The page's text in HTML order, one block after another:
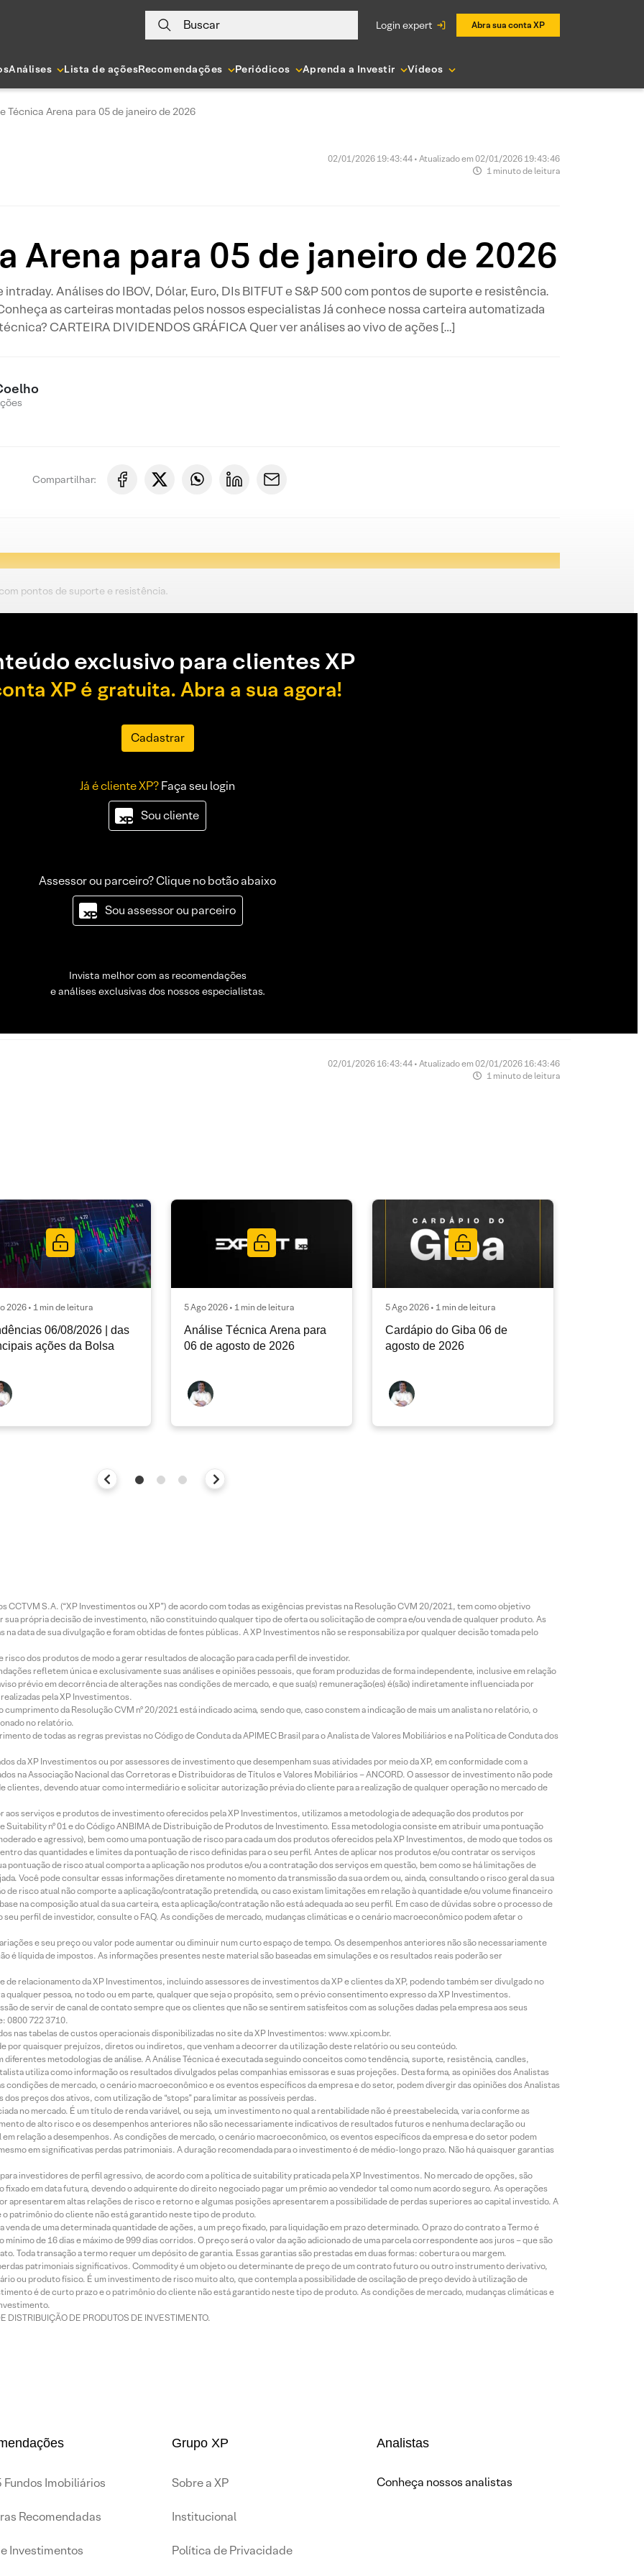
Buscar login expert Abra sua conta XP
Análises Lista de açõesRecomendações Periódicos Aprenda a Investir Vídeos
Técnica Arena para 05 de janeiro de 2026
02/01/2026 19:43:44 • Atualizado em 02/01/2026 19:43:46
1 minuto de leitura
Arena para 05 de janeiro de 2026
Análises do IBOV, Dólar, Euro, DIs BITFUT e S&P 500 com pontos de suporte e resistência.
as carteiras montadas pelos nossos especialistas Já conhece nossa carteira automatizada
CARTEIRA DIVIDENDOS GRÁFICA Quer ver análises ao vivo de ações […]
Compartilhar:
pontos de suporte e resistência.
exclusivo para clientes XP
XP é gratuita. Abra a sua agora!
Cadastrar
Já é cliente XP?Faça seu login
Sou cliente
Assessor ou parceiro? Clique no botão abaixo
Sou assessor ou parceiro
Invista melhor com as recomendações
e análises exclusivas dos nossos especialistas.
02/01/2026 16:43:44 • Atualizado em 02/01/2026 16:43:46
1 minuto de leitura
2026 • 1 min de leitura
06/08/2026 | das
ações da Bolsa
5 Ago 2026 • 1 min de leitura
Análise Técnica Arena para
06 de agosto de 2026
5 Ago 2026 • 1 min de leitura
Cardápio do Giba 06 de
agosto de 2026
CCTVM S.A. (“XP Investimentos ou XP”) de acordo com todas as exigências previstas na Resolução CVM 20/2021, tem como objetivo
própria decisão de investimento, não constituindo qualquer tipo de oferta ou solicitação de compra e/ou venda de qualquer produto. As
data de sua divulgação e foram obtidas de fontes públicas. A XP Investimentos não se responsabiliza por qualquer decisão tomada pelo
dos produtos de modo a gerar resultados de alocação para cada perfil de investidor.
refletem única e exclusivamente suas análises e opiniões pessoais, que foram produzidas de forma independente, inclusive em relação
prévio em decorrência de alterações nas condições de mercado, e que sua(s) remuneração(es) é(são) indiretamente influenciada por
pela XP Investimentos.
da Resolução CVM nº 20/2021 está indicado acima, sendo que, caso constem a indicação de mais um analista no relatório, o
no relatório.
de todas as regras previstas no Código de Conduta da APIMEC Brasil para o Analista de Valores Mobiliários e na Política de Conduta dos
da XP Investimentos ou por assessores de investimento que desempenham suas atividades por meio da XP, em conformidade com a
na Associação Nacional das Corretoras e Distribuidoras de Títulos e Valores Mobiliários – ANCORD. O assessor de investimento não pode
devendo atuar como intermediário e solicitar autorização prévia do cliente para a realização de qualquer operação no mercado de
aos serviços e produtos de investimento oferecidos pela XP Investimentos, utilizamos a metodologia de adequação dos produtos por
nº 01 e do Código ANBIMA de Distribuição de Produtos de Investimento. Essa metodologia consiste em atribuir uma pontuação
e agressivo), bem como uma pontuação de risco para cada um dos produtos oferecidos pela XP Investimentos, de modo que todos os
das quantidades e limites da pontuação de risco definidas para o seu perfil. Antes de aplicar nos produtos e/ou contratar os serviços
de risco atual comporta a aplicação nos produtos e/ou a contratação dos serviços em questão, bem como se há limitações de
Você pode consultar essas informações diretamente no momento da transmissão da sua ordem ou, ainda, consultando o risco geral da sua
de risco atual não comporte a aplicação/contratação pretendida, ou caso existam limitações em relação à quantidade e/ou volume financeiro
na composição atual da sua carteira, esta aplicação/contratação não está adequada ao seu perfil. Em caso de dúvidas sobre o processo de
perfil de investidor, consulte o FAQ. As condições de mercado, mudanças climáticas e o cenário macroeconômico podem afetar o
e seu preço ou valor pode aumentar ou diminuir num curto espaço de tempo. Os desempenhos anteriores não são necessariamente
é líquida de impostos. As informações presentes neste material são baseadas em simulações e os resultados reais poderão ser
relacionamento da XP Investimentos, incluindo assessores de investimentos da XP e clientes da XP, podendo também ser divulgado no
qualquer pessoa, no todo ou em parte, qualquer que seja o propósito, sem o prévio consentimento expresso da XP Investimentos.
de servir de canal de contato sempre que os clientes que não se sentirem satisfeitos com as soluções dadas pela empresa aos seus
0800 722 3710.
nas tabelas de custos operacionais disponibilizadas no site da XP Investimentos: www.xpi.com.br.
por quaisquer prejuízos, diretos ou indiretos, que venham a decorrer da utilização deste relatório ou seu conteúdo.
diferentes metodologias de análise. A Análise Técnica é executada seguindo conceitos como tendência, suporte, resistência, candles,
utiliza como informação os resultados divulgados pelas companhias emissoras e suas projeções. Desta forma, as opiniões dos Analistas
condições de mercado, o cenário macroeconômico e os eventos específicos da empresa e do setor, podem divergir das opiniões dos Analistas
preços dos ativos, com utilização de “stops” para limitar as possíveis perdas.
no mercado. É um título de renda variável, ou seja, um investimento no qual a rentabilidade não é preestabelecida, varia conforme as
de alto risco e os desempenhos anteriores não são necessariamente indicativos de resultados futuros e nenhuma declaração ou
relação a desempenhos. As condições de mercado, o cenário macroeconômico, os eventos específicos da empresa e do setor podem
em significativas perdas patrimoniais. A duração recomendada para o investimento é de médio-longo prazo. Não há quaisquer garantias
investidores de perfil agressivo, de acordo com a política de suitability praticada pela XP Investimentos. No mercado de opções, são
em data futura, devendo o adquirente do direito negociado pagar um prêmio ao vendedor tal como num acordo seguro. As operações
apresentarem altas relações de risco e retorno e algumas posições apresentarem a possibilidade de perdas superiores ao capital investido. A
patrimônio do cliente não está garantido neste tipo de produto.
de uma determinada quantidade de ações, a um preço fixado, para liquidação em prazo determinado. O prazo do contrato a Termo é
de 16 dias e máximo de 999 dias corridos. O preço será o valor da ação adicionado de uma parcela correspondente aos juros – que são
Toda transação a termo requer um depósito de garantia. Essas garantias são prestadas em duas formas: cobertura ou margem.
patrimoniais significativos. Commodity é um objeto ou determinante de preço de um contrato futuro ou outro instrumento derivativo,
ou produto físico. É um investimento de risco muito alto, que contempla a possibilidade de oscilação de preço devido à utilização de
é de curto prazo e o patrimônio do cliente não está garantido neste tipo de produto. As condições de mercado, mudanças climáticas e
DISTRIBUIÇÃO DE PRODUTOS DE INVESTIMENTO.
Fundos Imobiliários
Recomendadas
Investimentos
Grupo XP
Sobre a XP
Institucional
Política de Privacidade
Analistas
Conheça nossos analistas